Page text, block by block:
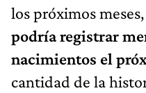
los próximos
podría registrar
nacimientos el
cantidad de la